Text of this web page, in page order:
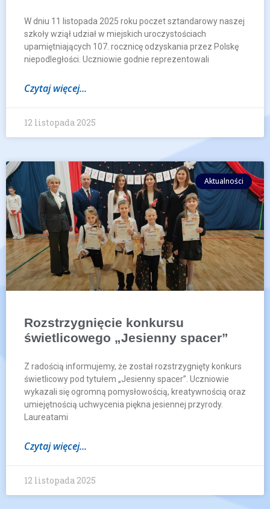
W dniu 11 listopada 2025 roku poczet sztandarowy naszej
szkoły wziął udział w miejskich uroczystościach
upamiętniających 107. rocznicę odzyskania przez Polskę
niepodległości. Uczniowie godnie reprezentowali
Czytaj więcej...
12 listopada 2025
Aktualności
Rozstrzygnięcie konkursu
świetlicowego „Jesienny spacer”
Z radością informujemy, że został rozstrzygnięty konkurs
świetlicowy pod tytułem „Jesienny spacer”. Uczniowie
wykazali się ogromną pomysłowością, kreatywnością oraz
umiejętnością uchwycenia piękna jesiennej przyrody.
Laureatami
Czytaj więcej...
12 listopada 2025